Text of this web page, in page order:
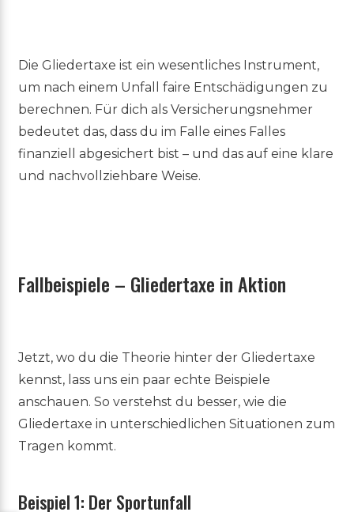
Die Gliedertaxe ist ein wesentliches Instrument,
um nach einem Unfall faire Entschädigungen zu
berechnen. Für dich als Versicherungsnehmer
bedeutet das, dass du im Falle eines Falles
finanziell abgesichert bist – und das auf eine klare
und nachvollziehbare Weise.
Fallbeispiele – Gliedertaxe in Aktion
Jetzt, wo du die Theorie hinter der Gliedertaxe
kennst, lass uns ein paar echte Beispiele
anschauen. So verstehst du besser, wie die
Gliedertaxe in unterschiedlichen Situationen zum
Tragen kommt.
Beispiel 1: Der Sportunfall